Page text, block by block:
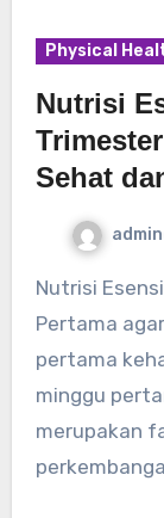
Physical
Nutrisi
Sehat
admin
Nutrisi Esensial untuk Ibu Hamil Trimester
Pertama
pertama
minggu
merupakan